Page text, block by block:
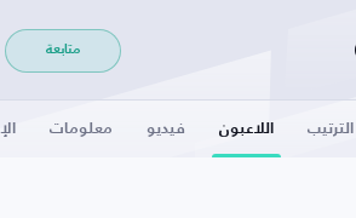
متابعة
الترتيب اللاعبون فيديو معلومات